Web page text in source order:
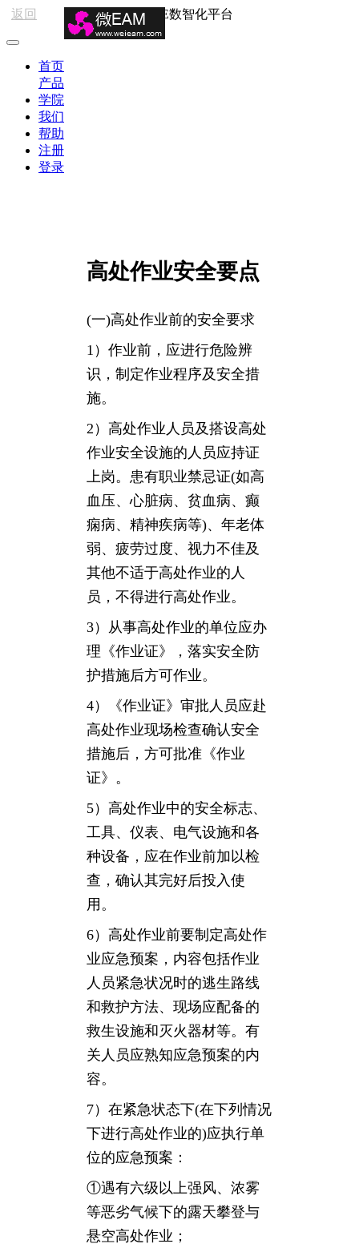
返回 HSE数智化平台
首页
产品
学院
我们
帮助
注册
登录
高处作业安全要点
(一)高处作业前的安全要求
1）作业前，应进行危险辨
识，制定作业程序及安全措
施。
2）高处作业人员及搭设高处
作业安全设施的人员应持证
上岗。患有职业禁忌证(如高
血压、心脏病、贫血病、癫
痫病、精神疾病等)、年老体
弱、疲劳过度、视力不佳及
其他不适于高处作业的人
员，不得进行高处作业。
3）从事高处作业的单位应办
理《作业证》，落实安全防
护措施后方可作业。
4）《作业证》审批人员应赴
高处作业现场检查确认安全
措施后，方可批准《作业
证》。
5）高处作业中的安全标志、
工具、仪表、电气设施和各
种设备，应在作业前加以检
查，确认其完好后投入使
用。
6）高处作业前要制定高处作
业应急预案，内容包括作业
人员紧急状况时的逃生路线
和救护方法、现场应配备的
救生设施和灭火器材等。有
关人员应熟知应急预案的内
容。
7）在紧急状态下(在下列情况
下进行高处作业的)应执行单
位的应急预案：
①遇有六级以上强风、浓雾
等恶劣气候下的露天攀登与
悬空高处作业；